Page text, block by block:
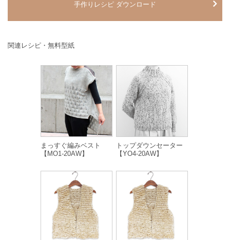
手作りレシピ ダウンロード
関連レシピ・無料型紙
まっすぐ編みベスト
【MO1-20AW】
トップダウンセーター
【YO4-20AW】